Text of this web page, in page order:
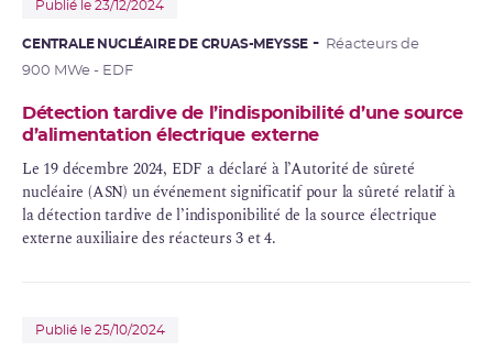
Publié le 23/12/2024
CENTRALE NUCLÉAIRE DE CRUAS-MEYSSE
Réacteurs de
900 MWe - EDF
Détection tardive de l’indisponibilité d’une source
d’alimentation électrique externe
Le 19 décembre 2024, EDF a déclaré à l’Autorité de sûreté
nucléaire (ASN) un événement significatif pour la sûreté relatif à
la détection tardive de l’indisponibilité de la source électrique
externe auxiliaire des réacteurs 3 et 4.
Publié le 25/10/2024